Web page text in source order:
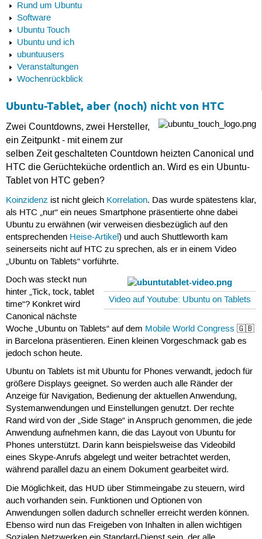
Rund um Ubuntu
Software
Ubuntu Touch
Ubuntu und ich
ubuntuusers
Veranstaltungen
Wochenrückblick
Ubuntu-Tablet, aber (noch) nicht von HTC
Zwei Countdowns, zwei Hersteller,
ein Zeitpunkt - mit einem zur
selben Zeit geschalteten Countdown heizten Canonical und
HTC die Gerüchteküche ordentlich an. Wird es ein Ubuntu-
Tablet von HTC geben?
Koinzidenz ist nicht gleich Korrelation. Das wurde spätestens klar,
als HTC „nur“ ein neues Smartphone präsentierte ohne dabei
Ubuntu zu erwähnen (wir verweisen diesbezüglich auf den
entsprechenden Heise-Artikel) und auch Shuttleworth kam
seinerseits nicht auf HTC zu sprechen, als er in einem Video
„Ubuntu on Tablets“ vorführte.
Video auf Youtube: Ubuntu on Tablets
Doch was steckt nun
hinter „Tick, tock, tablet
time“? Konkret wird
Canonical nächste
Woche „Ubuntu on Tablets“ auf dem Mobile World Congress 🇬🇧
in Barcelona präsentieren. Einen kleinen Vorgeschmack gab es
jedoch schon heute.
Ubuntu on Tablets ist mit Ubuntu for Phones verwandt, jedoch für
größere Displays geeignet. So werden auch alle Ränder der
Anzeige für Navigation, Bedienung der aktuellen Anwendung,
Systemanwendungen und Einstellungen genutzt. Der rechte
Rand wird von der „Side Stage“ in Anspruch genommen, die jede
Anwendung aufnehmen kann, die das Layout von Ubuntu for
Phones unterstützt. Darin kann beispielsweise das Videobild
eines Skype-Anrufs abgelegt und weiter betrachtet werden,
während parallel dazu an einem Dokument gearbeitet wird.
Die Möglichkeit, das HUD über Stimmeingabe zu steuern, wird
auch vorhanden sein. Funktionen und Optionen von
Anwendungen sollen dadurch schneller erreicht werden können.
Ebenso wird nun das Freigeben von Inhalten in allen wichtigen